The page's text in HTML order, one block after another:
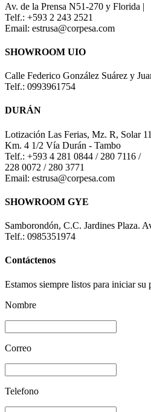
Av. de la Prensa N51-270 y Florida |
Telf.: +593 2 243 2521
Email: estrusa@corpesa.com
SHOWROOM UIO
Calle Federico González Suárez y
Telf.: 0993961754
DURÁN
Lotización Las Ferias, Mz. R, Solar
Km. 4 1/2 Vía Durán - Tambo
Telf.: +593 4 281 0844 / 280 7116 /
228 0072 / 280 3771
Email: estrusa@corpesa.com
SHOWROOM GYE
Samborondón, C.C. Jardines Plaza.
Telf.: 0985351974
Contáctenos
Estamos siempre listos para iniciar su
Nombre
Correo
Telefono